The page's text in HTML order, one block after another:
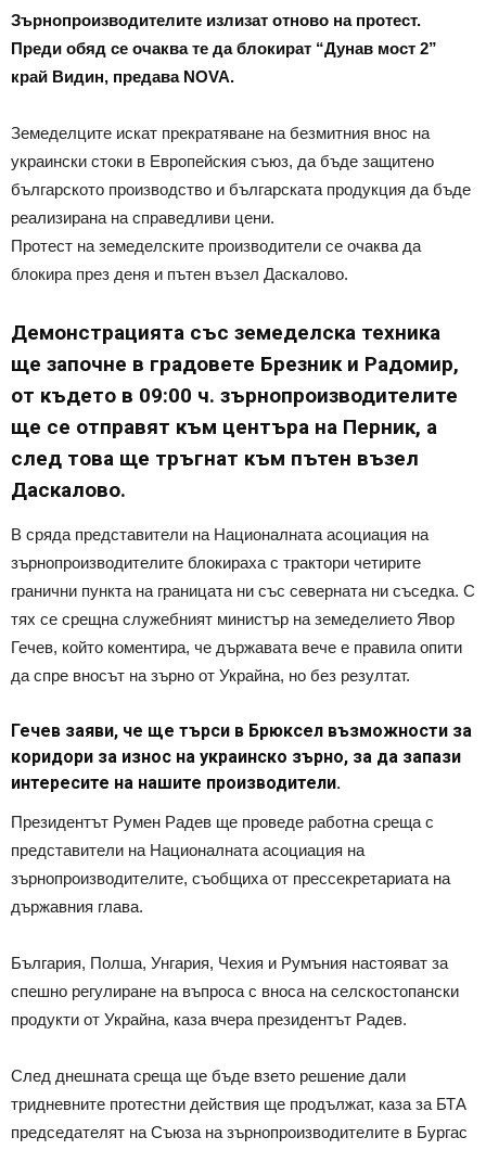
Зърнопроизводителите излизат отново на протест.
Преди обяд се очаква те да блокират “Дунав мост 2”
край Видин, предава NOVA.
Земеделците искат прекратяване на безмитния внос на
украински стоки в Европейския съюз, да бъде защитено
българското производство и българската продукция да бъде
реализирана на справедливи цени.
Протест на земеделските производители се очаква да
блокира през деня и пътен възел Даскалово.
Демонстрацията със земеделска техника
ще започне в градовете Брезник и Радомир,
от където в 09:00 ч. зърнопроизводителите
ще се отправят към центъра на Перник, а
след това ще тръгнат към пътен възел
Даскалово.
В сряда представители на Националната асоциация на
зърнопроизводителите блокираха с трактори четирите
гранични пункта на границата ни със северната ни съседка. С
тях се срещна служебният министър на земеделието Явор
Гечев, който коментира, че държавата вече е правила опити
да спре вносът на зърно от Украйна, но без резултат.
Гечев заяви, че ще търси в Брюксел възможности за
коридори за износ на украинско зърно, за да запази
интересите на нашите производители.
Президентът Румен Радев ще проведе работна среща с
представители на Националната асоциация на
зърнопроизводителите, съобщиха от прессекретариата на
държавния глава.
България, Полша, Унгария, Чехия и Румъния настояват за
спешно регулиране на въпроса с вноса на селскостопански
продукти от Украйна, каза вчера президентът Радев.
След днешната среща ще бъде взето решение дали
тридневните протестни действия ще продължат, каза за БТА
председателят на Съюза на зърнопроизводителите в Бургас